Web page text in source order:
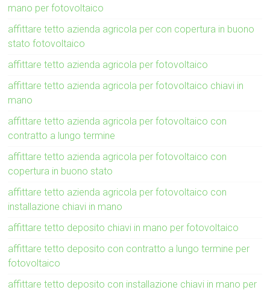
mano per fotovoltaico
affittare tetto azienda agricola per con copertura in buono
stato fotovoltaico
affittare tetto azienda agricola per fotovoltaico
affittare tetto azienda agricola per fotovoltaico chiavi in
mano
affittare tetto azienda agricola per fotovoltaico con
contratto a lungo termine
affittare tetto azienda agricola per fotovoltaico con
copertura in buono stato
affittare tetto azienda agricola per fotovoltaico con
installazione chiavi in mano
affittare tetto deposito chiavi in mano per fotovoltaico
affittare tetto deposito con contratto a lungo termine per
fotovoltaico
affittare tetto deposito con installazione chiavi in mano per